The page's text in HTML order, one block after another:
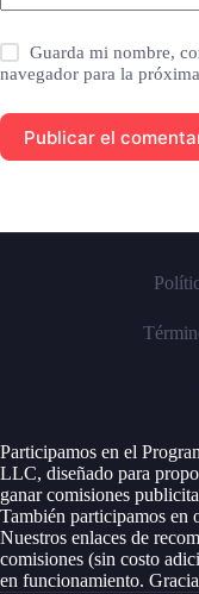
Guarda mi nombre,
navegador para la
Publicar el
Participamos en el
LLC, diseñado para
ganar comisiones
También participamos en
Nuestros enlaces de
comisiones (sin costo
en funcionamiento.